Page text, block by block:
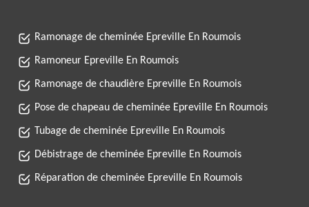
Ramonage de cheminée Epreville En Roumois
Ramoneur Epreville En Roumois
Ramonage de chaudière Epreville En Roumois
Pose de chapeau de cheminée Epreville En Roumois
Tubage de cheminée Epreville En Roumois
Débistrage de cheminée Epreville En Roumois
Réparation de cheminée Epreville En Roumois